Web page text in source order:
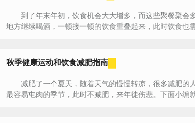
到了年末年初，饮食机会大大增多，而这些聚餐聚会
地方继续喝酒，一顿接一顿的饮食重叠起来，此时饮食
秋季健康运动和饮食减肥指南
减肥了一个夏天，随着天气的慢慢转凉，很多减肥的
最容易屯肉的季节，此时不减肥，来年徒伤悲。下面小编